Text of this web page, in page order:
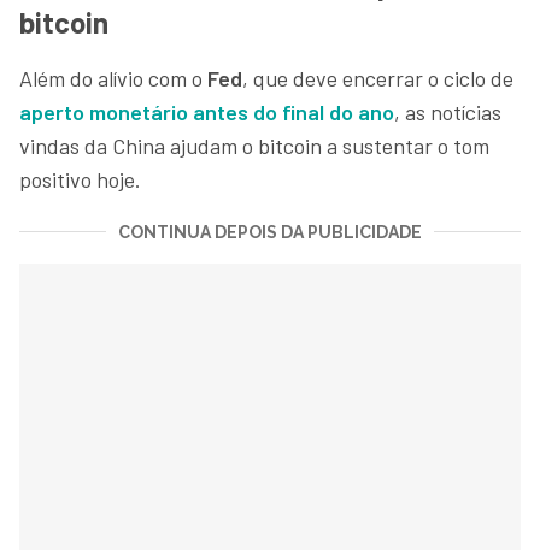
bitcoin
Além do alívio com o Fed, que deve encerrar o ciclo de
aperto monetário antes do final do ano, as notícias
vindas da China ajudam o bitcoin a sustentar o tom
positivo hoje.
CONTINUA DEPOIS DA PUBLICIDADE